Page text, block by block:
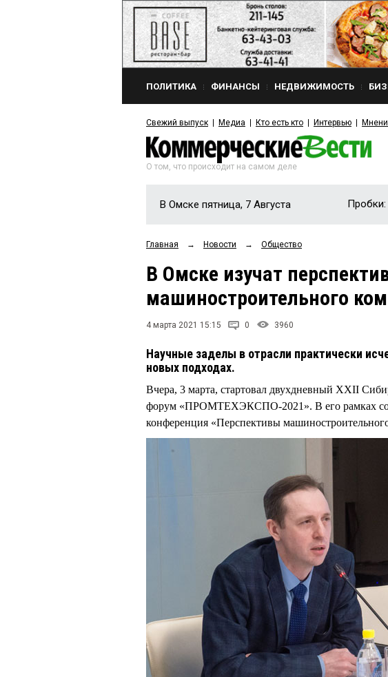
ПОЛИТИКА ФИНАНСЫ НЕДВИЖИМОСТЬ
Свежий выпуск Медиа Кто есть кто Интервью
О том, что происходит на самом деле
В Омске пятница, 7 Августа Пробки:
Главная → Новости → Общество
В Омске изучат
машиностроительного
4 марта 2021 15:15 0 3960
Научные заделы в отрасли практически
новых подходах.
Вчера, 3 марта, стартовал двухдневный XXII
форум «ПРОМТЕХЭКСПО-2021». В его рамках
конференция «Перспективы